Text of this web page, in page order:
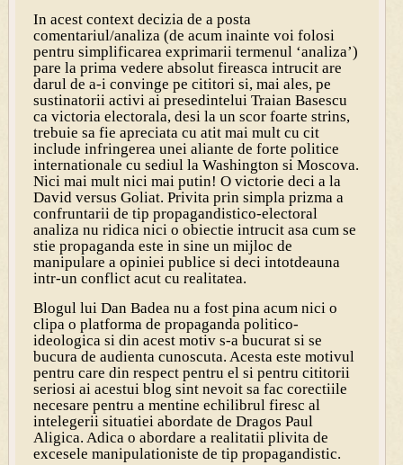
In acest context decizia de a posta
comentariul/analiza (de acum inainte voi folosi
pentru simplificarea exprimarii termenul ‘analiza’)
pare la prima vedere absolut fireasca intrucit are
darul de a-i convinge pe cititori si, mai ales, pe
sustinatorii activi ai presedintelui Traian Basescu
ca victoria electorala, desi la un scor foarte strins,
trebuie sa fie apreciata cu atit mai mult cu cit
include infringerea unei aliante de forte politice
internationale cu sediul la Washington si Moscova.
Nici mai mult nici mai putin! O victorie deci a la
David versus Goliat. Privita prin simpla prizma a
confruntarii de tip propagandistico-electoral
analiza nu ridica nici o obiectie intrucit asa cum se
stie propaganda este in sine un mijloc de
manipulare a opiniei publice si deci intotdeauna
intr-un conflict acut cu realitatea.
Blogul lui Dan Badea nu a fost pina acum nici o
clipa o platforma de propaganda politico-
ideologica si din acest motiv s-a bucurat si se
bucura de audienta cunoscuta. Acesta este motivul
pentru care din respect pentru el si pentru cititorii
seriosi ai acestui blog sint nevoit sa fac corectiile
necesare pentru a mentine echilibrul firesc al
intelegerii situatiei abordate de Dragos Paul
Aligica. Adica o abordare a realitatii plivita de
excesele manipulationiste de tip propagandistic.